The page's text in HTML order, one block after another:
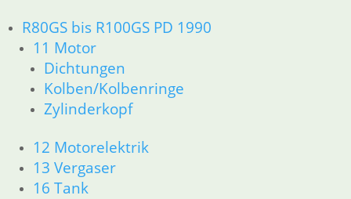
R80GS bis R100GS PD 1990
11 Motor
Dichtungen
Kolben/Kolbenringe
Zylinderkopf
12 Motorelektrik
13 Vergaser
16 Tank
21 Kupplung
23 Getriebe
26 Kardanwelle
31 Telegabel
33 Antrieb
32 Lenkung
36 Räder
46 Rahmen & Verkleidung
51 Spiegel & Schlösser